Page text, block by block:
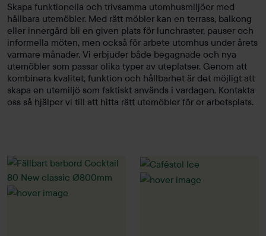
Skapa funktionella och trivsamma utomhusmiljöer med
hållbara utemöbler. Med rätt möbler kan en terrass, balkong
eller innergård bli en given plats för lunchraster, pauser och
informella möten, men också för arbete utomhus under årets
varmare månader. Vi erbjuder både begagnade och nya
utemöbler som passar olika typer av uteplatser. Genom att
kombinera kvalitet, funktion och hållbarhet är det möjligt att
skapa en utemiljö som faktiskt används i vardagen. Kontakta
oss så hjälper vi till att hitta rätt utemöbler för er arbetsplats.